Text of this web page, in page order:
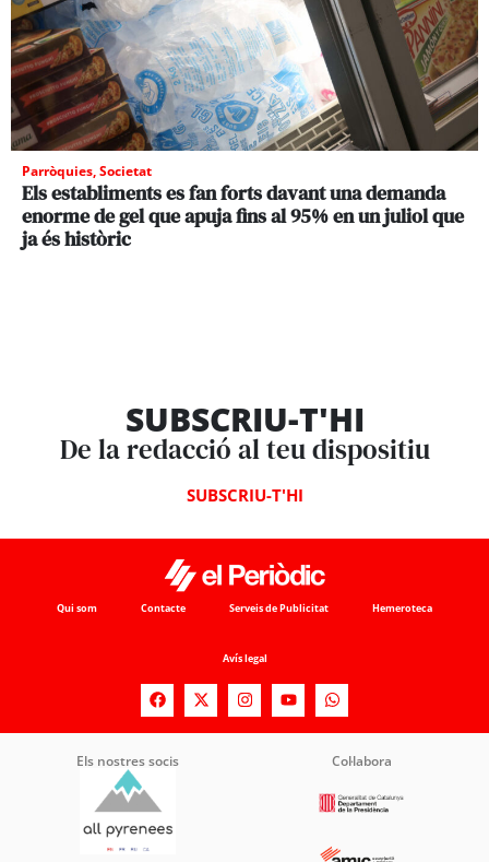
Parròquies,Societat
Els establiments es fan forts davant una demanda
enorme de gel que apuja fins al 95% en un juliol que
ja és històric
SUBSCRIU-T'HI
De la redacció al teu dispositiu
SUBSCRIU-T'HI
Qui som Contacte Serveis de Publicitat Hemeroteca
Avís legal
Els nostres socis Col·labora